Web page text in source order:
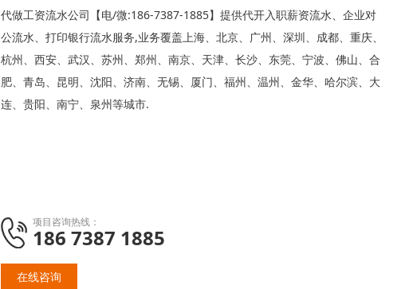
代做工资流水公司【电/微:186-7387-1885】提供代开入职薪资流水、企业对
公流水、打印银行流水服务,业务覆盖上海、北京、广州、深圳、成都、重庆、
杭州、西安、武汉、苏州、郑州、南京、天津、长沙、东莞、宁波、佛山、合
肥、青岛、昆明、沈阳、济南、无锡、厦门、福州、温州、金华、哈尔滨、大
连、贵阳、南宁、泉州等城市.
项目咨询热线：
186 7387 1885
在线咨询